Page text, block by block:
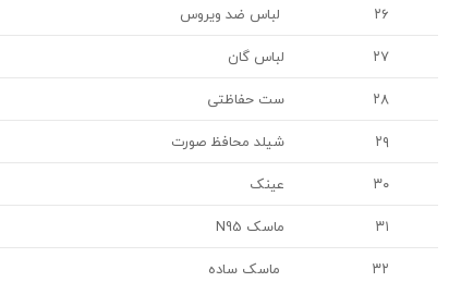
لباس ضد ویروس
۲۷
لباس گان
۲۸
ست حفاظتی
شیلد محافظ صورت
۳۰
عینک
ماسک N95
ماسک ساده